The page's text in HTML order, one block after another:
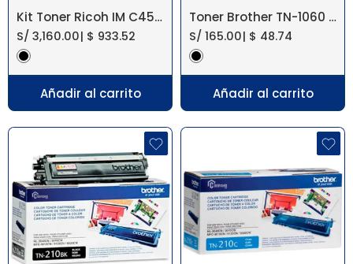
Kit Toner Ricoh IM C4510/IM C6010
S/ 3,160.00| $ 933.52
Añadir al carrito
Toner Brother TN-1060 Negro HL-1202, 1212W
S/ 165.00| $ 48.74
Añadir al carrito